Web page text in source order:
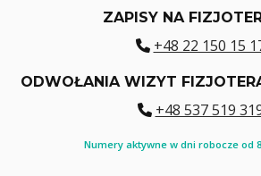
ZAPISY NA
+48 22 150 15
ODWOŁANIA WIZYT
+48 537 519
Numery aktywne w dni robocze od